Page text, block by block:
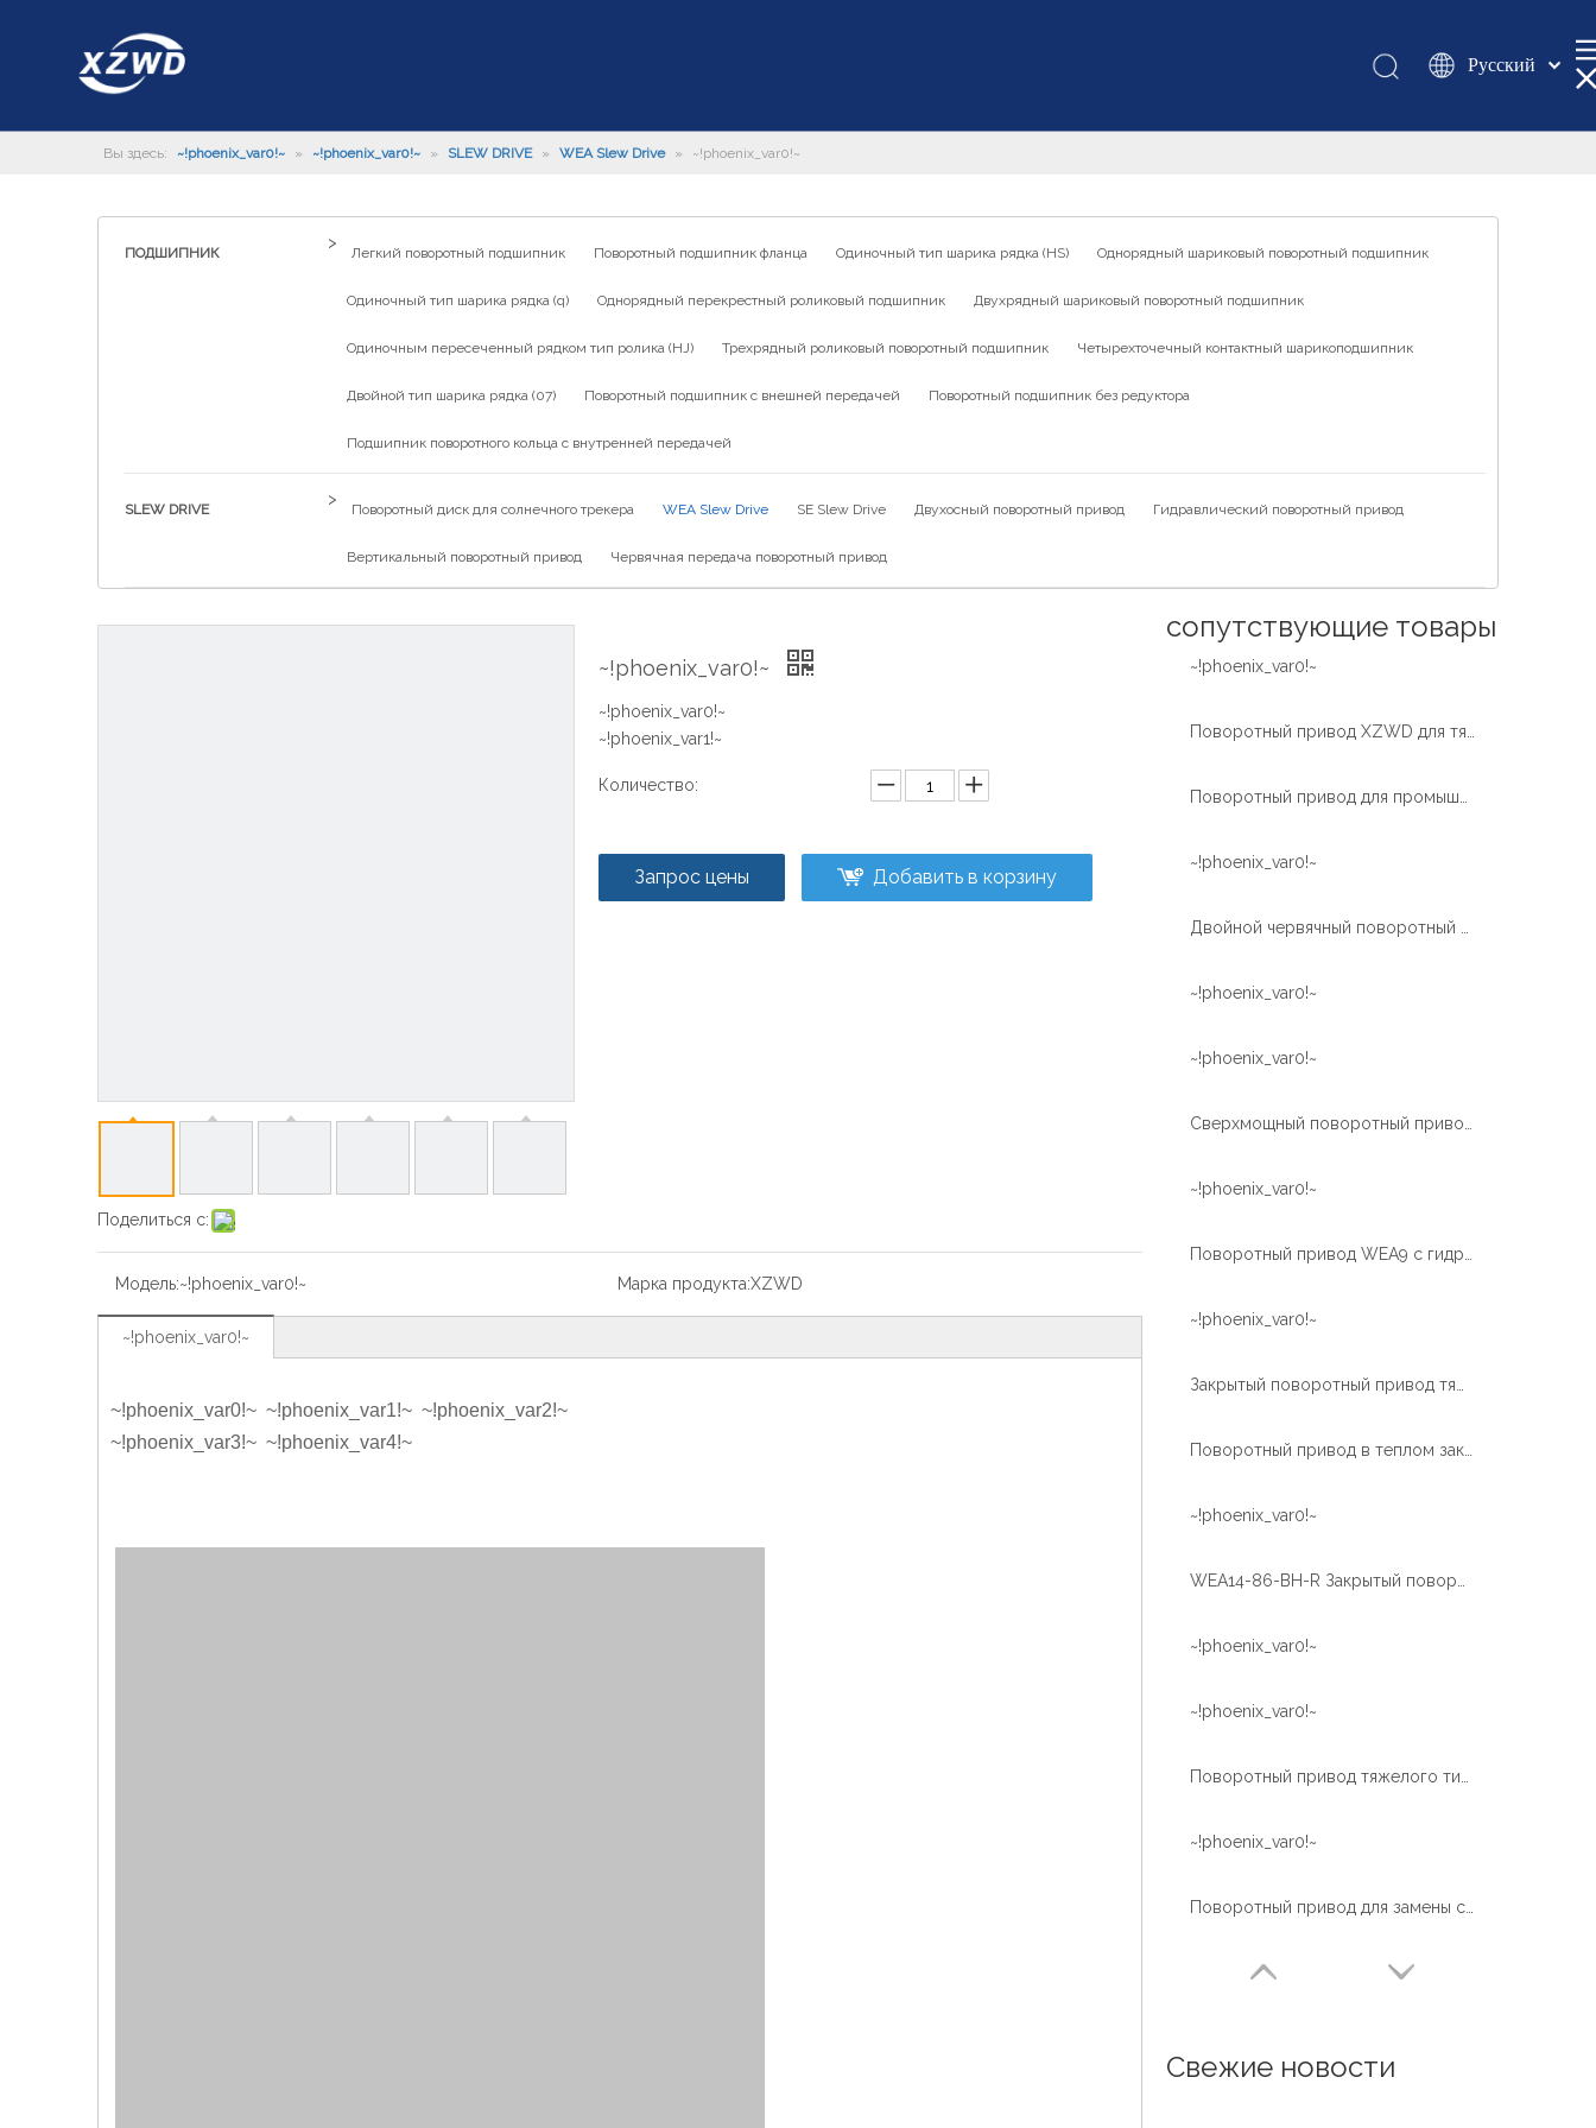
Pусский
românesc
简体中文
Вы здесь: ~!phoenix_var0!~ » ~!phoenix_var0!~ » SLEW DRIVE » WEA Slew Drive » ~!phoenix_var0!~
ПОДШИПНИК
>
Легкий поворотный подшипник Поворотный подшипник фланца Одиночный тип шарика рядка (HS) Однорядный шариковый поворотный подшипник
Одиночный тип шарика рядка (q) Однорядный перекрестный роликовый подшипник Двухрядный шариковый поворотный подшипник
Одиночным пересеченный рядком тип ролика (HJ) Трехрядный роликовый поворотный подшипник Четырехточечный контактный шарикоподшипник
Двойной тип шарика рядка (07) Поворотный подшипник с внешней передачей Поворотный подшипник без редуктора
Подшипник поворотного кольца с внутренней передачей
SLEW DRIVE
>
Поворотный диск для солнечного трекера WEA Slew Drive SE Slew Drive Двухосный поворотный привод Гидравлический поворотный привод
Вертикальный поворотный привод Червячная передача поворотный привод
Поделиться с:
~!phoenix_var0!~
~!phoenix_var0!~
~!phoenix_var1!~
Количество:
Запрос цены Добавить в корзину
Модель:~!phoenix_var0!~ Марка продукта:XZWD
~!phoenix_var0!~
~!phoenix_var0!~ ~!phoenix_var1!~ ~!phoenix_var2!~
~!phoenix_var3!~ ~!phoenix_var4!~
сопутствующие товары
~!phoenix_var0!~
~!phoenix_var0!~
~!phoenix_var0!~
~!phoenix_var0!~
~!phoenix_var0!~
~!phoenix_var0!~
~!phoenix_var0!~
~!phoenix_var0!~
~!phoenix_var0!~
~!phoenix_var0!~
Свежие новости